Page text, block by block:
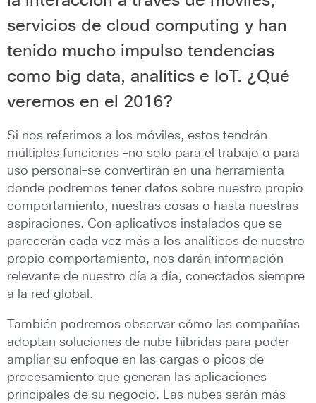
servicios de cloud computing y han
tenido mucho impulso tendencias
como big data, analítics e IoT. ¿Qué
veremos en el 2016?
Si nos referimos a los móviles, estos tendrán
múltiples funciones ―no solo para el trabajo o para
uso personal―se convertirán en una herramienta
donde podremos tener datos sobre nuestro propio
comportamiento, nuestras cosas o hasta nuestras
aspiraciones. Con aplicativos instalados que se
parecerán cada vez más a los analíticos de nuestro
propio comportamiento, nos darán información
relevante de nuestro día a día, conectados siempre
a la red global.
También podremos observar cómo las compañías
adoptan soluciones de nube híbridas para poder
ampliar su enfoque en las cargas o picos de
procesamiento que generan las aplicaciones
principales de su negocio. Las nubes serán más